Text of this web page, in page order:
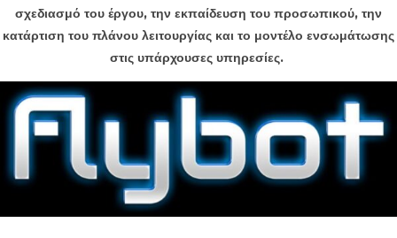
σχεδιασμό του έργου, την εκπαίδευση του προσωπικού, την
κατάρτιση του πλάνου λειτουργίας και το μοντέλο ενσωμάτωσης
στις υπάρχουσες υπηρεσίες.